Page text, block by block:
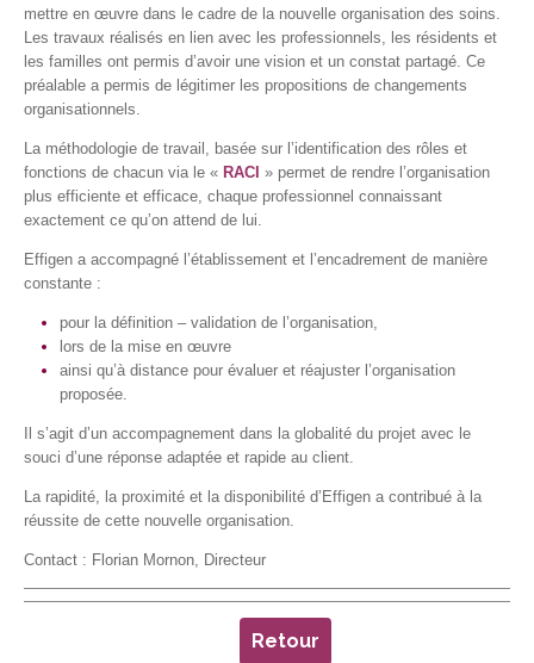
mettre en œuvre dans le cadre de la nouvelle organisation des soins.
Les travaux réalisés en lien avec les professionnels, les résidents et
les familles ont permis d’avoir une vision et un constat partagé. Ce
préalable a permis de légitimer les propositions de changements
organisationnels.
La méthodologie de travail, basée sur l’identification des rôles et
fonctions de chacun via le « RACI » permet de rendre l’organisation
plus efficiente et efficace, chaque professionnel connaissant
exactement ce qu’on attend de lui.
Effigen a accompagné l’établissement et l’encadrement de manière
constante :
pour la définition – validation de l’organisation,
lors de la mise en œuvre
ainsi qu’à distance pour évaluer et réajuster l’organisation
proposée.
Il s’agit d’un accompagnement dans la globalité du projet avec le
souci d’une réponse adaptée et rapide au client.
La rapidité, la proximité et la disponibilité d’Effigen a contribué à la
réussite de cette nouvelle organisation.
Contact : Florian Mornon, Directeur
Retour